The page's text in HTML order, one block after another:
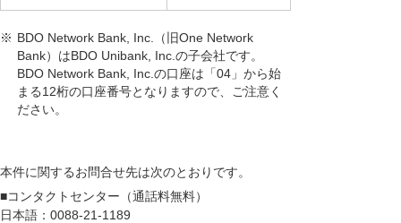
※ BDO Network Bank, Inc.（旧One Network
Bank）はBDO Unibank, Inc.の子会社です。
BDO Network Bank, Inc.の口座は「04」から始
まる12桁の口座番号となりますので、ご注意く
ださい。
本件に関するお問合せ先は次のとおりです。
■コンタクトセンター（通話料無料）
日本語： 0088-21-1189